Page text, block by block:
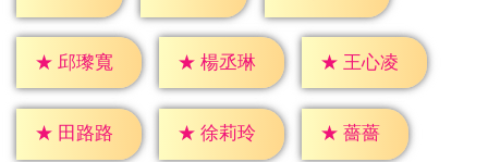
★ 邱瓈寬 ★ 楊丞琳 ★ 王心凌
★ 田路路 ★ 徐莉玲 ★ 薔薔